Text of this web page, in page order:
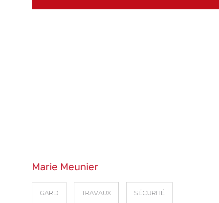
Marie Meunier
GARD TRAVAUX SÉCURITÉ